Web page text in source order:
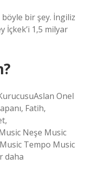
böyle bir şey. İngiliz
İçkek’i 1,5 milyar
Onel
Fatih,
Neşe Music
Tempo Music
daha